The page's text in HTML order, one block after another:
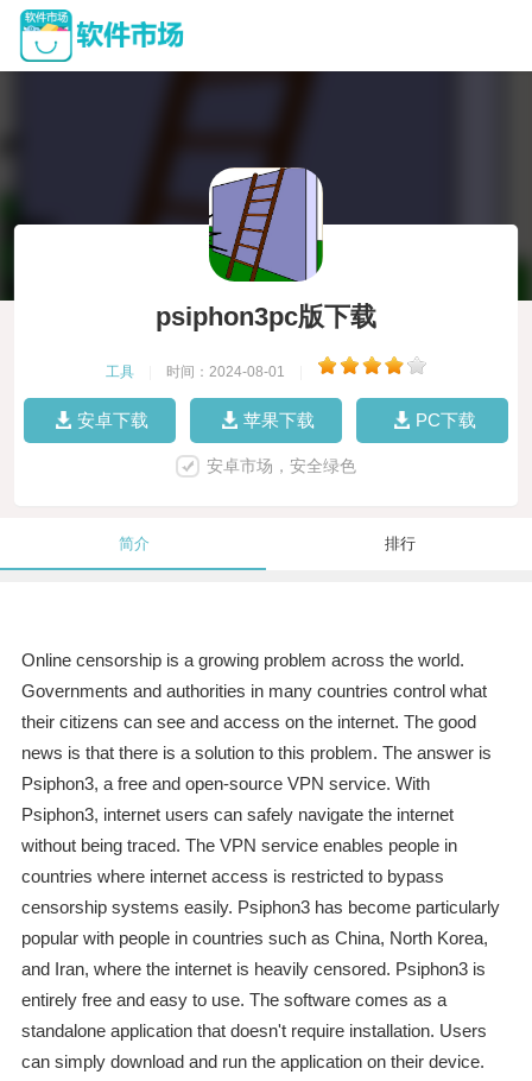
psiphon3pc版下载
工具 时间：2024-08-01
安卓下载 苹果下载 PC下载
安卓市场，安全绿色
简介 排行
Online censorship is a growing problem across the world.
Governments and authorities in many countries control what
their citizens can see and access on the internet. The good
news is that there is a solution to this problem. The answer is
Psiphon3, a free and open-source VPN service. With
Psiphon3, internet users can safely navigate the internet
without being traced. The VPN service enables people in
countries where internet access is restricted to bypass
censorship systems easily. Psiphon3 has become particularly
popular with people in countries such as China, North Korea,
and Iran, where the internet is heavily censored. Psiphon3 is
entirely free and easy to use. The software comes as a
standalone application that doesn't require installation. Users
can simply download and run the application on their device.